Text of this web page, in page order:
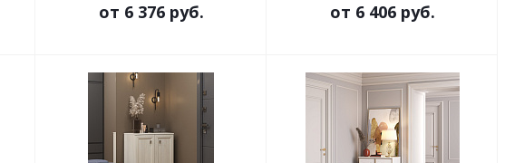
от 6 376 руб. от 6 406 руб.